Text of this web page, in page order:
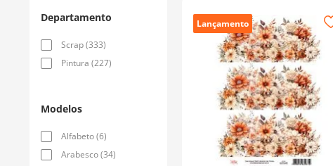
Departamento
Scrap(333)
Pintura (227)
Modelos
Alfabeto(6)
Arabesco(34)
Lançamento